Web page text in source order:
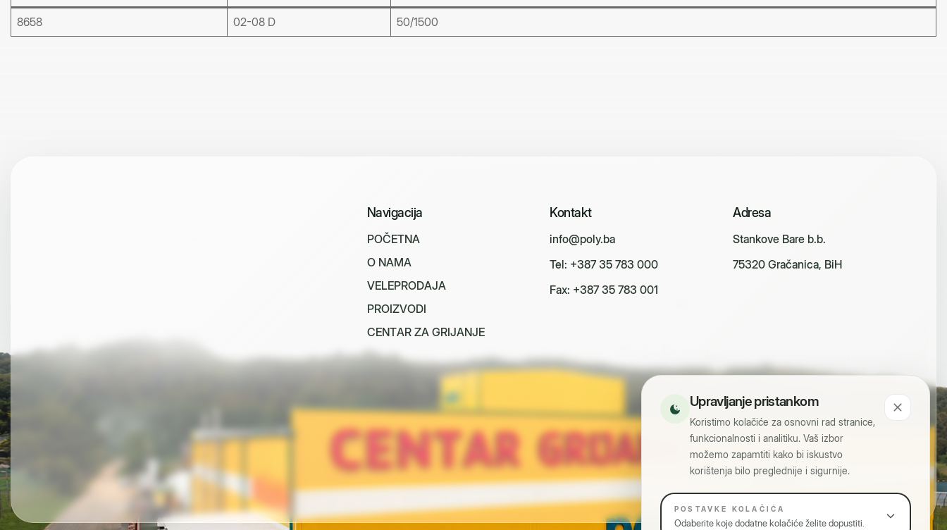
8658 02-08 D 50/1500
Navigacija
POČETNA
O NAMA
VELEPRODAJA
PROIZVODI
CENTAR ZA GRIJANJE
Kontakt
info@poly.ba
Tel: +387 35 783 000
Fax: +387 35 783 001
Adresa
Stankove Bare b.b.
75320 Gračanica, BiH
Upravljanje pristankom
Koristimo kolačiće za osnovni rad stranice,
funkcionalnosti i analitiku. Vaš izbor
možemo zapamtiti kako bi iskustvo
korištenja bilo preglednije i sigurnije.
POSTAVKE KOLAČIĆA
Odaberite koje dodatne kolačiće želite dopustiti.